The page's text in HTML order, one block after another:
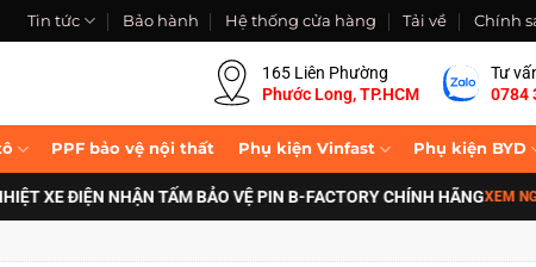
Tin tức Bảo hành Hệ thống cửa hàng Tải về Chính
165 Liên Phường
Phước Long, TP.HCM
Tư
0784
PPF bảo vệ nội thất Phụ kiện Vinfast Phụ kiện BYD
NHẬN TẤM BẢO VỆ PIN B-FACTORY CHÍNH HÃNG XEM NGAY→